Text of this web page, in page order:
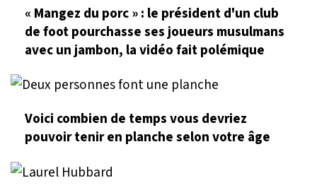
« Mangez du porc » : le président d'un club
de foot pourchasse ses joueurs musulmans
avec un jambon, la vidéo fait polémique
Voici combien de temps vous devriez
pouvoir tenir en planche selon votre âge